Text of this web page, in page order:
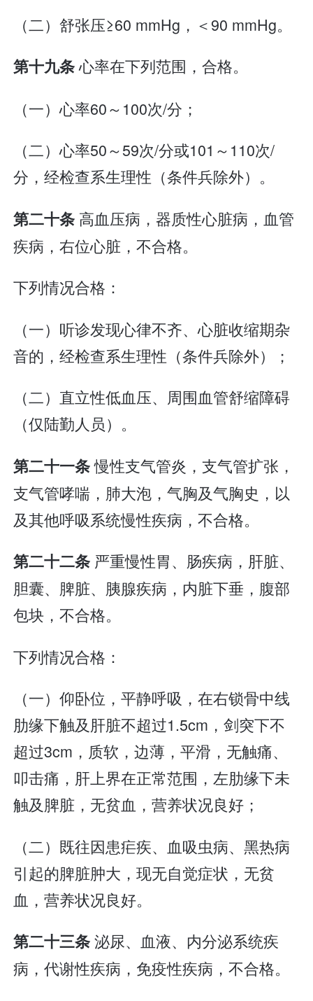
（二）舒张压≥60 mmHg，＜90 mmHg。
第十九条心率在下列范围，合格。
（一）心率60～100次/分；
（二）心率50～59次/分或101～110次/
分，经检查系生理性（条件兵除外）。
第二十条 高血压病，器质性心脏病，血管
疾病，右位心脏，不合格。
下列情况合格：
（一）听诊发现心律不齐、心脏收缩期杂
音的，经检查系生理性（条件兵除外）；
（二）直立性低血压、周围血管舒缩障碍
（仅陆勤人员）。
第二十一条慢性支气管炎，支气管扩张，
支气管哮喘，肺大泡，气胸及气胸史，以
及其他呼吸系统慢性疾病，不合格。
第二十二条 严重慢性胃、肠疾病，肝脏、
胆囊、脾脏、胰腺疾病，内脏下垂，腹部
包块，不合格。
下列情况合格：
（一）仰卧位，平静呼吸，在右锁骨中线
肋缘下触及肝脏不超过1.5cm，剑突下不
超过3cm，质软，边薄，平滑，无触痛、
叩击痛，肝上界在正常范围，左肋缘下未
触及脾脏，无贫血，营养状况良好；
（二）既往因患疟疾、血吸虫病、黑热病
引起的脾脏肿大，现无自觉症状，无贫
血，营养状况良好。
第二十三条泌尿、血液、内分泌系统疾
病，代谢性疾病，免疫性疾病，不合格。